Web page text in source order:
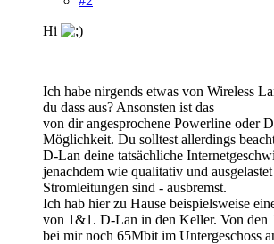
Hi
Ich habe nirgends etwas von Wireless
du dass aus? Ansonsten ist das
von dir angesprochene Powerline oder
Möglichkeit. Du solltest allerdings
D-Lan deine tatsächliche
jenachdem wie qualitativ und
Stromleitungen sind - ausbremst.
Ich hab hier zu Hause beispielsweise
von 1&1. D-Lan in den Keller. Von den
bei mir noch 65Mbit im Untergeschoss